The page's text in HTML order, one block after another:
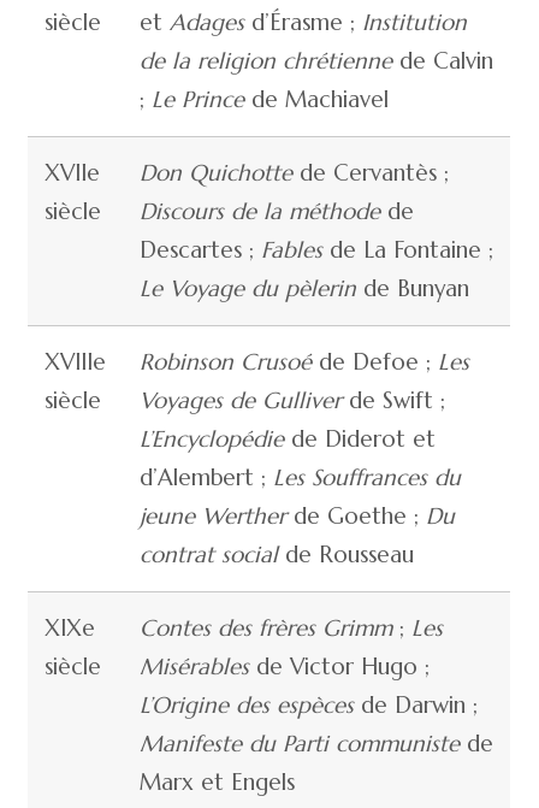
siècle
etAdagesd’Érasme ; Institution
de la religion chrétiennede Calvin
; Le Princede Machiavel
XVIIe
siècle
Don Quichottede Cervantès ;
Discours de la méthodede
Descartes ; Fablesde La Fontaine ;
Le Voyage du pèlerin de Bunyan
XVIIIe
siècle
Robinson Crusoéde Defoe ; Les
Voyages de Gulliverde Swift ;
L’Encyclopédiede Diderot et
d’Alembert ; Les Souffrances du
jeune Wertherde Goethe ; Du
contrat socialde Rousseau
XIXe
siècle
Contes des frères Grimm; Les
Misérablesde Victor Hugo ;
L’Origine des espècesde Darwin ;
Manifeste du Parti communistede
Marx et Engels